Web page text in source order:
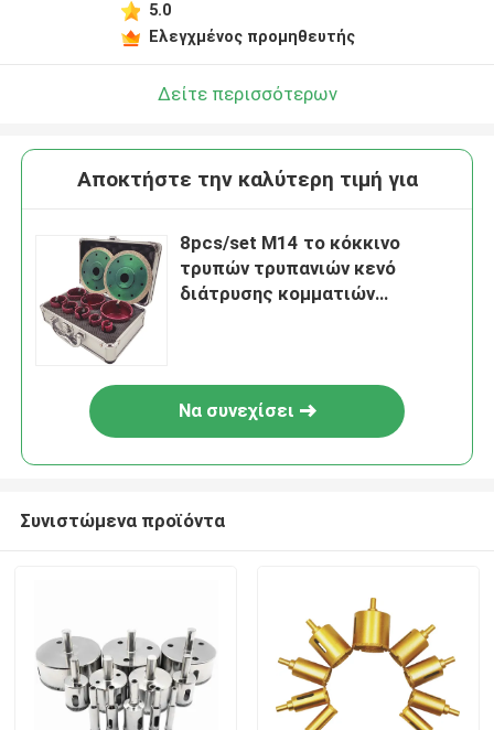
5.0
Ελεγχμένος προμηθευτής
Δείτε περισσότερων
Αποκτήστε την καλύτερη τιμή για
8pcs/set M14 το κόκκινο
τρυπών τρυπανιών κενό
διάτρυσης κομματιών
Να συνεχίσει
Συνιστώμενα προϊόντα